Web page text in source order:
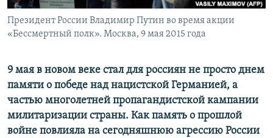
Все сайты RFE/RL
Президент России Владимир Путин во время акции
«Бессмертный полк». Москва, 9 мая 2015 года
9 мая в новом веке стал для россиян не просто днем
памяти о победе над нацистской Германией, а
частью многолетней пропагандистской кампании
милитаризации страны. Как память о прошлой
войне повлияла на сегодняшнюю агрессию России